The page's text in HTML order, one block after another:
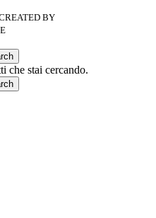
BY
che stai cercando.